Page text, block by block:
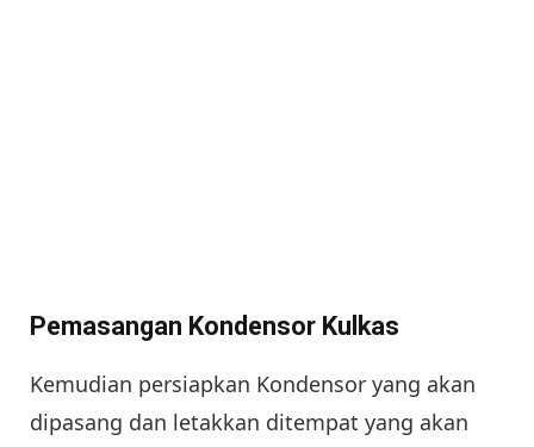
Pemasangan Kondensor Kulkas
Kemudian persiapkan Kondensor yang akan
dipasang dan letakkan ditempat yang akan